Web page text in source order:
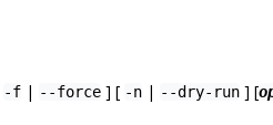
-f | --force ] [ -n | --dry-run ] [